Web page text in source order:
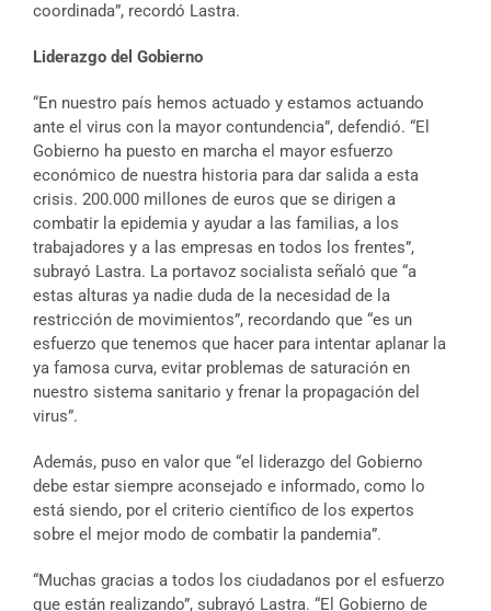
coordinada”, recordó Lastra.
Liderazgo del Gobierno
“En nuestro país hemos actuado y estamos actuando
ante el virus con la mayor contundencia”, defendió. “El
Gobierno ha puesto en marcha el mayor esfuerzo
económico de nuestra historia para dar salida a esta
crisis. 200.000 millones de euros que se dirigen a
combatir la epidemia y ayudar a las familias, a los
trabajadores y a las empresas en todos los frentes”,
subrayó Lastra. La portavoz socialista señaló que “a
estas alturas ya nadie duda de la necesidad de la
restricción de movimientos”, recordando que “es un
esfuerzo que tenemos que hacer para intentar aplanar la
ya famosa curva, evitar problemas de saturación en
nuestro sistema sanitario y frenar la propagación del
virus”.
Además, puso en valor que “el liderazgo del Gobierno
debe estar siempre aconsejado e informado, como lo
está siendo, por el criterio científico de los expertos
sobre el mejor modo de combatir la pandemia”.
“Muchas gracias a todos los ciudadanos por el esfuerzo
que están realizando”, subrayó Lastra. “El Gobierno de